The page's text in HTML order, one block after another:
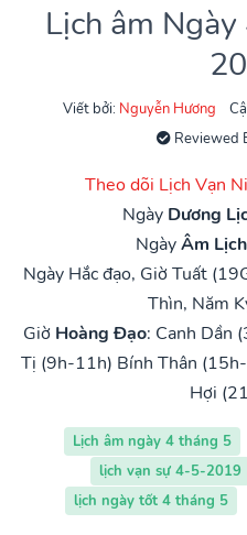
Lịch âm
Viết bởi: Nguyễn Hương
Reviewed
Theo dõi Lịch Vạn
Ngày Dương
NgàyÂm Lịch
Ngày Hắc đạo, Giờ Tuất
Thìn, Năm
Giờ Hoàng Đạo: Canh Dần
Tị (9h-11h) Bính Thân
Hợi
Lịch âm ngày 4 tháng 5
lịch vạn sự 4-5-2019
lịch ngày tốt 4 tháng 5